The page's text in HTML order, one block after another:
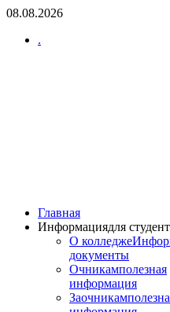
08.08.2026
.
Главная
Информациядля
О колледже
документы
Очникамполезная
информация
Заочникам